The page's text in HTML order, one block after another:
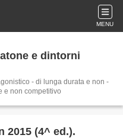
MENU
e dintorni
- di lunga durata e non -
e non competitivo
2015 (4^ ed.).